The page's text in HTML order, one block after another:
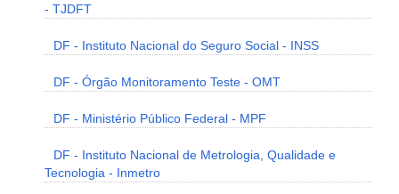
- TJDFT
DF - Instituto Nacional do Seguro Social - INSS
DF - Órgão Monitoramento Teste - OMT
DF - Ministério Público Federal - MPF
DF - Instituto Nacional de Metrologia, Qualidade e
Tecnologia - Inmetro